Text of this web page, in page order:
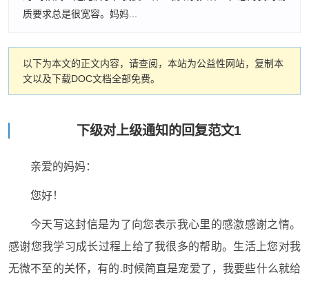
质要求总是很宽容。妈妈...
以下为本文的正文内容，请查阅，本站为公益性网站，复制本
文以及下载DOC文档全部免费。
下级对上级通知的回复范文1
亲爱的妈妈：
您好！
今天写这封信是为了向您表示我心里的感激感谢之情。
感谢您我学习成长过程上给了我很多的帮助。生活上您对我
无微不至的关怀，有的.时候简直是宠爱了，我要些什么就给